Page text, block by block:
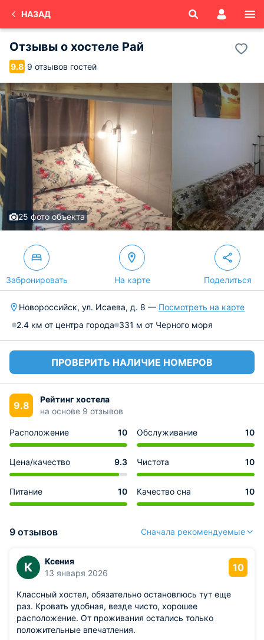
НАЗАД
Отзывы о хостеле Рай
9.8 9 отзывов гостей
25 фото объекта
Забронировать На карте Поделиться
Новороссийск, ул. Исаева, д. 8 — Посмотреть на карте
2.4 км от центра города 331 м от Черного моря
ПРОВЕРИТЬ НАЛИЧИЕ НОМЕРОВ
9.8
Рейтинг хостела
на основе 9 отзывов
Расположение 10 Обслуживание 10
Цена/качество 9.3 Чистота 10
Питание 10 Качество сна 10
9 отзывов Сначала рекомендуемые
К
Ксения
13 января 2026
10
Классный хостел, обязательно остановлюсь тут еще
раз. Кровать удобная, везде чисто, хорошее
расположение. От проживания остались только
положительные впечатления.